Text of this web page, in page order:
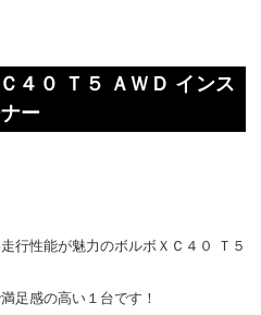
４０ Ｔ５ ＡＷＤ インス
ー
行性能が魅力のボルボＸＣ４０ Ｔ５
足感の高い１台です！